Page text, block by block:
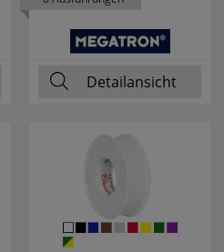
Detailansicht